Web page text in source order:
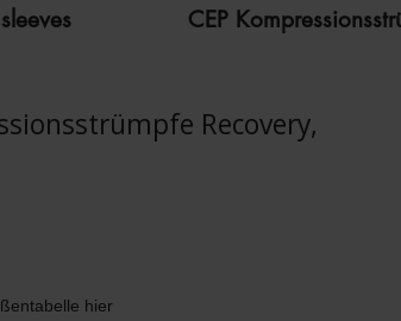
CEP
Recovery,
hier